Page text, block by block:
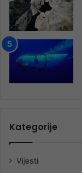
Kategorije
Vijesti